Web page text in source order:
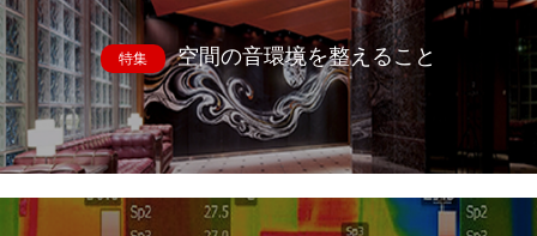
特集 空間の音環境を整えること